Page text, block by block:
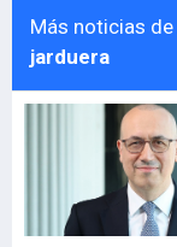
Más noticias de
jarduera